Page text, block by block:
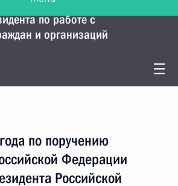
по работе с
и организаций
по поручению
Федерации
Российской